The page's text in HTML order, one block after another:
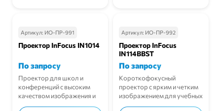
Артикул: ИО-ПР-991
Проектор InFocus IN1014
По запросу
Проектор для школ и
конференций с высоким
качеством изображения и
простым управлением.
Артикул: ИО-ПР-992
Проектор InFocus
IN114BBST
По запросу
Короткофокусный
проектор с ярким и четким
изображением для учебных
и офисных залов.